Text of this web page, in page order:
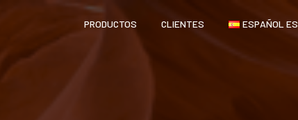
PRODUCTOS CLIENTES ESPAÑOL ES